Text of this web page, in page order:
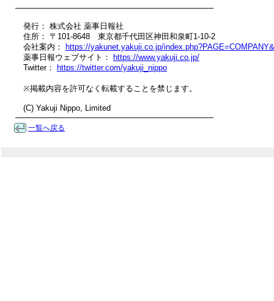
────────────────────────────────────
発行： 株式会社 薬事日報社
住所： 〒101-8648　東京都千代田区神田和泉町1-10-2
会社案内：
https://yakunet.yakuji.co.jp/
薬事日報ウェブサイト：
https://www.yakuji.co.jp/
Twitter：
https://twitter.com/yakuji_nippo
※掲載内容を許可なく転載することを禁じます。
(C) Yakuji Nippo, Limited
────────────────────────────────────
一覧へ戻る